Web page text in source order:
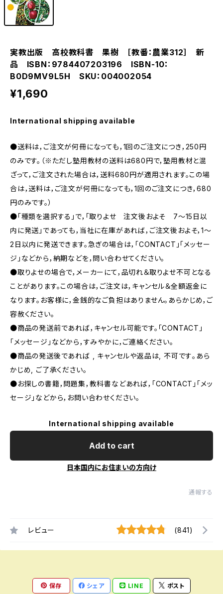
実教出版 高校教科書 果樹 ［教番：農業312］ 新
品 ISBN：9784407203196 ISBN-10：
B0D9MV9L5H SKU：004002054
¥1,690
International shipping available
●送料は，ご注文が何冊になっても，1回のご注文につき，250円
のみです。（※ただし塾用教材の送料は680円で，塾用教材と混
ざって，ご注文された場合は，送料680円が適用されます。この場
合は，送料は，ご注文が何冊になっても，1回のご注文につき，680
円のみです。）
●「種類を選択する」で，「取りよせ 注文後およそ 7〜15日以
内に発送」であっても，当社に在庫があれば，ご注文後およそ，1〜
2日以内に発送できます。急ぎの場合は，「CONTACT」「メッセー
ジ」などから，納期などを，問い合わせてください。
●取りよせの場合で，メーカーにて，品切れ＆取りよせ不可となる
ことがあります。この場合は，ご注文は，キャンセル＆全額返金に
なります。お客様に，金銭的なご負担はありません。あらかじめ，ご
容赦ください。
●商品の発送前であれば，キャンセル可能です。「CONTACT」
「メッセージ」などから，すみやかに，ご連絡ください。
●商品の発送後であれば , キャンセルや返品は, 不可です｡あら
かじめ, ご了承ください｡
●お探しの書籍，問題集，教科書などあれば，「CONTACT」「メッ
セージ」などから，お問い合わせください。
International shipping available
Add to cart
日本国内にお住まいの方向け
通報する
レビュー (841)
保存 シェア LINE ポスト